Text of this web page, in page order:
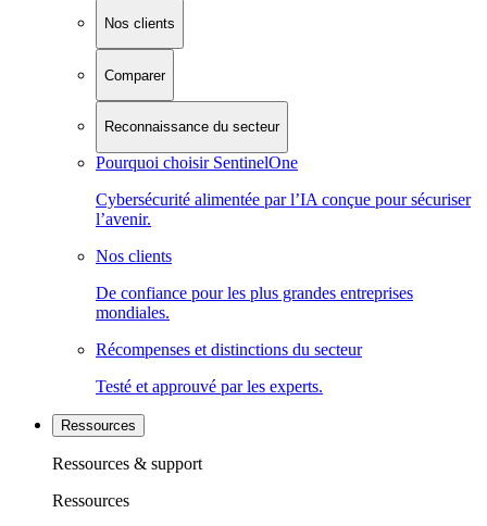
Nos clients
Comparer
Reconnaissance du secteur
Pourquoi choisir SentinelOne
Cybersécurité alimentée par l’IA conçue pour sécuriser
l’avenir.
Nos clients
De confiance pour les plus grandes entreprises
mondiales.
Récompenses et distinctions du secteur
Testé et approuvé par les experts.
Ressources
Ressources & support
Ressources